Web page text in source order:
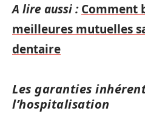
A lire aussi : Comment
meilleures mutuelles
dentaire
Les garanties
l’hospitalisation